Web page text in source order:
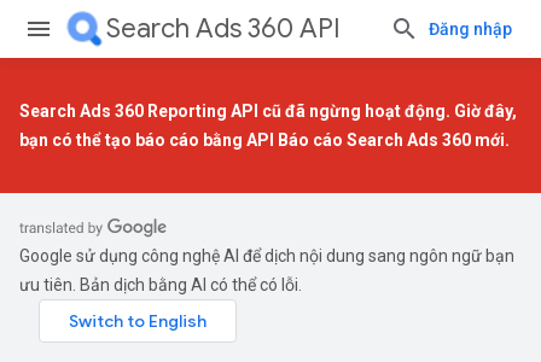
Search Ads 360 API Đăng nhập
Search Ads 360 Reporting API cũ đã ngừng hoạt động. Giờ đây,
bạn có thể tạo báo cáo bằng API Báo cáo Search Ads 360 mới.
Google sử dụng công nghệ AI để dịch nội dung sang ngôn ngữ bạn
ưu tiên. Bản dịch bằng AI có thể có lỗi.